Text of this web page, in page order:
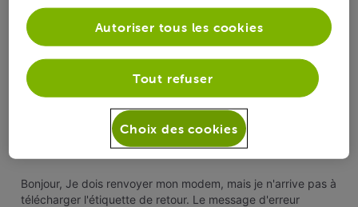
237
12 0 9
Robrecht a posté une problème
lundi 18 mai 2026
Pas d'étiquette pour Retour de matériel
Bonjour, Je dois renvoyer mon modem, mais je n'arrive pas à
télécharger l'étiquette de retour. Le message d'erreur
Tout refuser
Autoriser tous les cookies
Choix des cookies